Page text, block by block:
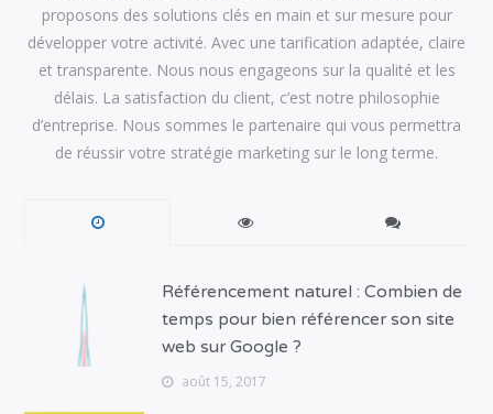
proposons des solutions clés en main et sur mesure pour
développer votre activité. Avec une tarification adaptée, claire
et transparente. Nous nous engageons sur la qualité et les
délais. La satisfaction du client, c’est notre philosophie
d’entreprise. Nous sommes le partenaire qui vous permettra
de réussir votre stratégie marketing sur le long terme.
Référencement naturel : Combien de
temps pour bien référencer son site
web sur Google ?
août 15, 2017